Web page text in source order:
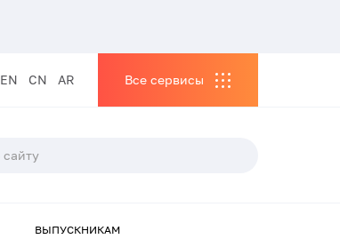
EN CN AR Все сервисы
ВЫПУСКНИКАМ